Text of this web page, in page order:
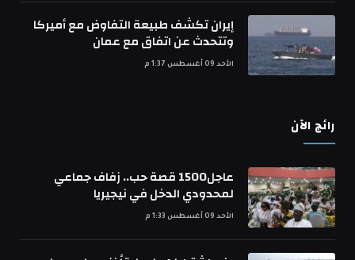
إيران تكشف طبيعة التفاوض مع أميركا
وتتحدث عن اتفاق مع عمان
الأحد 09 أغسطس 1:37 م
رائج الآن
عاجل1500 قصة حب.. زفاف جماعي
لمحدودي الدخل في نيجيريا
الأحد 09 أغسطس 1:33 م